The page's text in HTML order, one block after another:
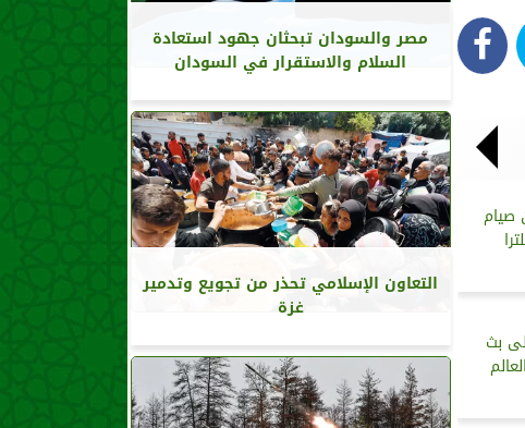
صيام
بث
مصر والسودان تبحثان جهود استعادة
السلام والاستقرار في السودان
التعاون الإسلامي تحذر من تجويع وتدمير
غزة